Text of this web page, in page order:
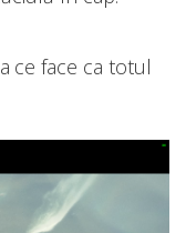
ce face ca totul